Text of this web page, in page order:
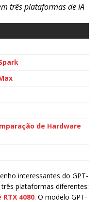
três plataformas de IA
de Hardware
interessantes do GPT-
plataformas diferentes:
4080. O modelo GPT-